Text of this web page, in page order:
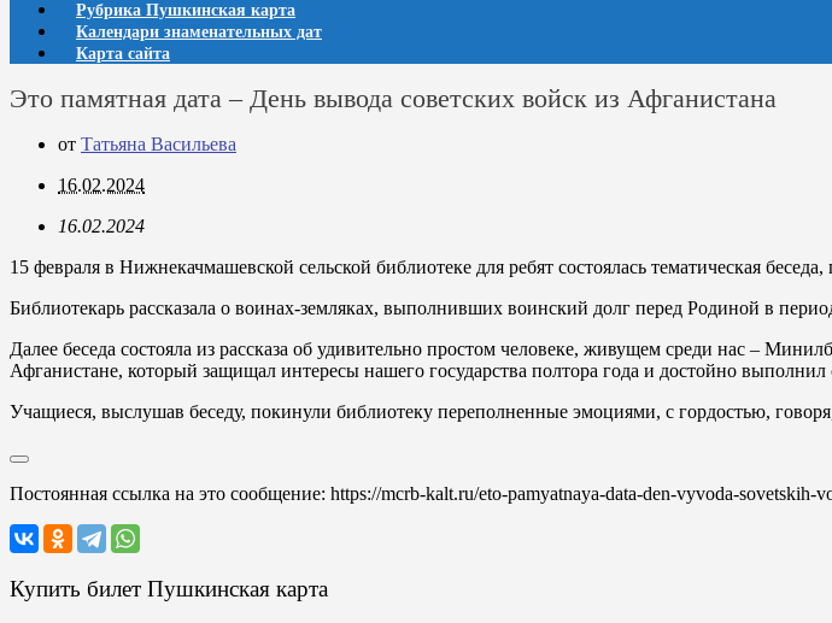
Рубрика Пушкинская карта
Календари знаменательных дат
Карта сайта
Это памятная дата – День вывода советских войск из Афганистана
от Татьяна Васильева
16.02.2024
16.02.2024
15 февраля в Нижнекачмашевской сельской библиотеке для ребят состоялась тематическая
Библиотекарь рассказала о воинах-земляках, выполнивших воинский долг перед Родиной в
Далее беседа состояла из рассказа об удивительно простом человеке, живущем среди нас –
Афганистане, который защищал интересы нашего государства полтора года и достойно
Учащиеся, выслушав беседу, покинули библиотеку переполненные эмоциями, с гордостью,
Постоянная ссылка на это сообщение: https://mcrb-kalt.ru/eto-pamyatnaya-data-den-vyvoda-sovetskih-
Купить билет Пушкинская карта